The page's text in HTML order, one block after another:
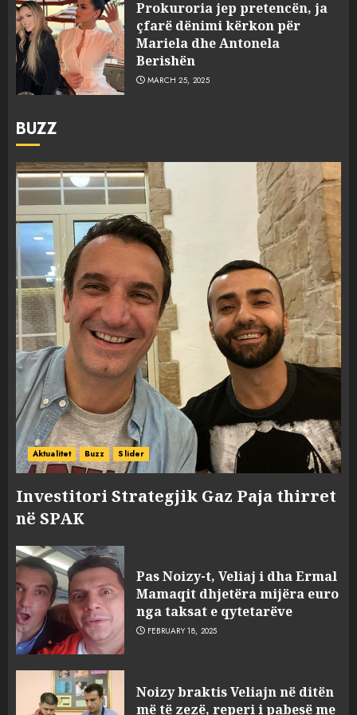
Prokuroria jep pretencën, ja
çfarë dënimi kërkon për
Mariela dhe Antonela
Berishën
MARCH 25, 2025
BUZZ
Aktualitet Buzz Slider
Investitori Strategjik Gaz Paja thirret
në SPAK
Pas Noizy-t, Veliaj i dha Ermal
Mamaqit dhjetëra mijëra euro
nga taksat e qytetarëve
FEBRUARY 18, 2025
Noizy braktis Veliajn në ditën
më të zezë, reperi i pabesë me
sulmuan “One Albania”,